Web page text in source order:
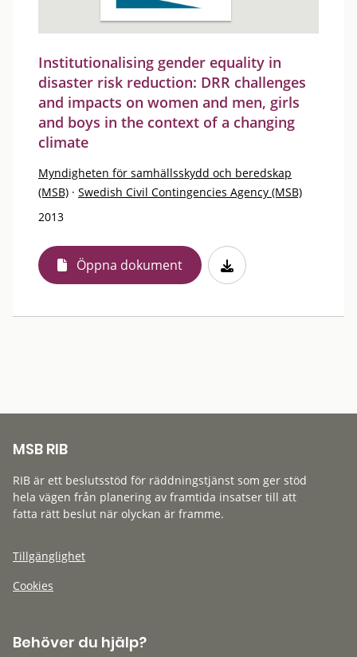
Institutionalising gender equality in
disaster risk reduction: DRR challenges
and impacts on women and men, girls
and boys in the context of a changing
climate
Myndigheten för samhällsskydd och beredskap
(MSB) · Swedish Civil Contingencies Agency (MSB)
2013
Öppna dokument
MSB RIB
RIB är ett beslutsstöd för räddningstjänst som ger stöd
hela vägen från planering av framtida insatser till att
fatta rätt beslut när olyckan är framme.
Tillgänglighet
Cookies
Behöver du hjälp?